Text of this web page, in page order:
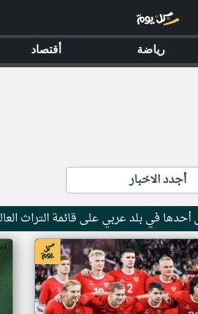
أجدد الاخبار
في بلد عربي على قائمة التراث
تي عربي
رياضة أقتصاد